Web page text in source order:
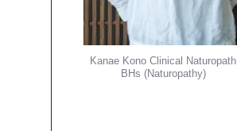
Kanae Kono Clinical Naturopath
BHs (Naturopathy)